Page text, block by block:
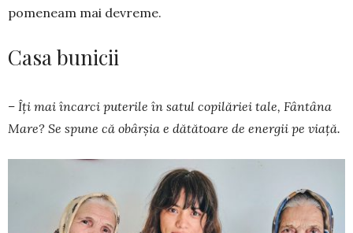
pomeneam mai devreme.
Casa bunicii
– Îți mai încarci puterile în sa­tul copilăriei tale, Fântâna
Mare? Se spune că obârșia e dătătoare de energii pe viață.